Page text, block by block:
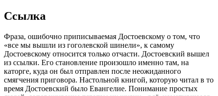
Ссылка
Фраза, ошибочно приписываемая Достоевскому о том, что
«все мы вышли из гоголевской шинели», к самому
Достоевскому относится только отчасти. Достоевский вышел
из ссылки. Его становление произошло именно там, на
каторге, куда он был отправлен после неожиданного
смягчения приговора. Настольной книгой, которую читал в то
время Достоевский было Евангелие. Понимание простых